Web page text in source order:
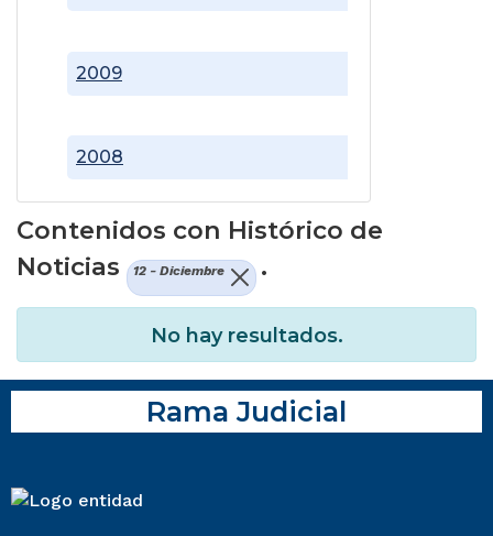
2008
2009
Contenidos con Histórico de
Noticias
12 - Diciembre .
No hay resultados.
Rama Judicial